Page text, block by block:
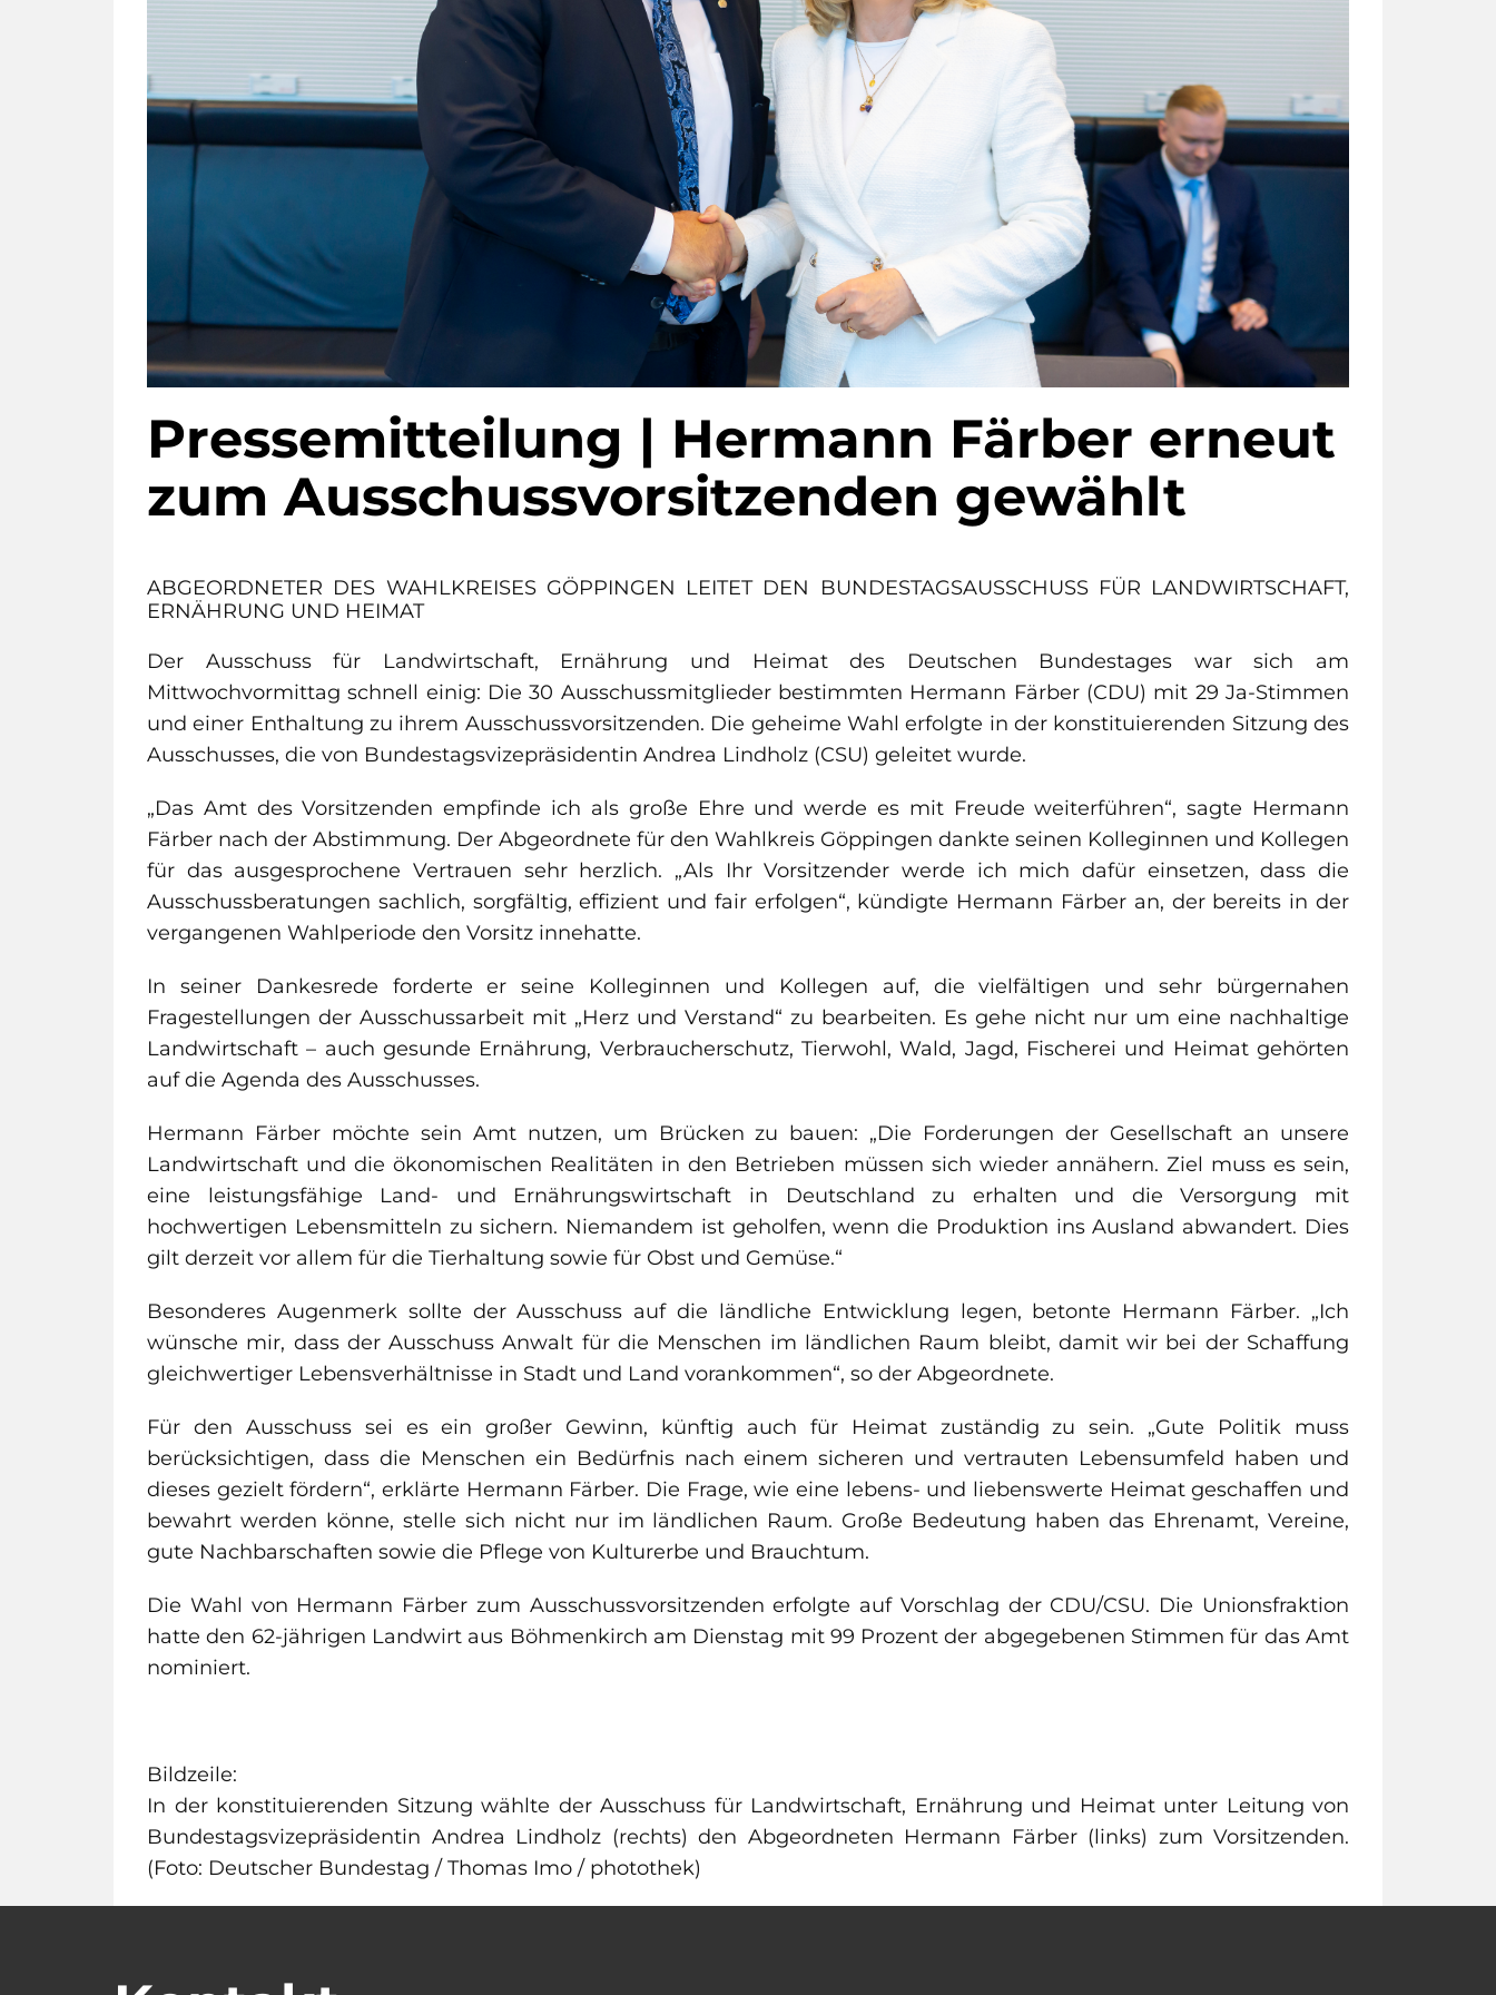
Pressemitteilung | Hermann Färber erneut
zum Ausschussvorsitzenden gewählt
ABGEORDNETER DES WAHLKREISES GÖPPINGEN LEITET DEN BUNDESTAGSAUSSCHUSS FÜR LANDWIRTSCHAFT,
ERNÄHRUNG UND HEIMAT
Der Ausschuss für Landwirtschaft, Ernährung und Heimat des Deutschen Bundestages war sich am
Mittwochvormittag schnell einig: Die 30 Ausschussmitglieder bestimmten Hermann Färber (CDU) mit 29 Ja-Stimmen
und einer Enthaltung zu ihrem Ausschussvorsitzenden. Die geheime Wahl erfolgte in der konstituierenden Sitzung des
Ausschusses, die von Bundestagsvizepräsidentin Andrea Lindholz (CSU) geleitet wurde.
„Das Amt des Vorsitzenden empfinde ich als große Ehre und werde es mit Freude weiterführen“, sagte Hermann
Färber nach der Abstimmung. Der Abgeordnete für den Wahlkreis Göppingen dankte seinen Kolleginnen und Kollegen
für das ausgesprochene Vertrauen sehr herzlich. „Als Ihr Vorsitzender werde ich mich dafür einsetzen, dass die
Ausschussberatungen sachlich, sorgfältig, effizient und fair erfolgen“, kündigte Hermann Färber an, der bereits in der
vergangenen Wahlperiode den Vorsitz innehatte.
In seiner Dankesrede forderte er seine Kolleginnen und Kollegen auf, die vielfältigen und sehr bürgernahen
Fragestellungen der Ausschussarbeit mit „Herz und Verstand“ zu bearbeiten. Es gehe nicht nur um eine nachhaltige
Landwirtschaft – auch gesunde Ernährung, Verbraucherschutz, Tierwohl, Wald, Jagd, Fischerei und Heimat gehörten
auf die Agenda des Ausschusses.
Hermann Färber möchte sein Amt nutzen, um Brücken zu bauen: „Die Forderungen der Gesellschaft an unsere
Landwirtschaft und die ökonomischen Realitäten in den Betrieben müssen sich wieder annähern. Ziel muss es sein,
eine leistungsfähige Land- und Ernährungswirtschaft in Deutschland zu erhalten und die Versorgung mit
hochwertigen Lebensmitteln zu sichern. Niemandem ist geholfen, wenn die Produktion ins Ausland abwandert. Dies
gilt derzeit vor allem für die Tierhaltung sowie für Obst und Gemüse.“
Besonderes Augenmerk sollte der Ausschuss auf die ländliche Entwicklung legen, betonte Hermann Färber. „Ich
wünsche mir, dass der Ausschuss Anwalt für die Menschen im ländlichen Raum bleibt, damit wir bei der Schaffung
gleichwertiger Lebensverhältnisse in Stadt und Land vorankommen“, so der Abgeordnete.
Für den Ausschuss sei es ein großer Gewinn, künftig auch für Heimat zuständig zu sein. „Gute Politik muss
berücksichtigen, dass die Menschen ein Bedürfnis nach einem sicheren und vertrauten Lebensumfeld haben und
dieses gezielt fördern“, erklärte Hermann Färber. Die Frage, wie eine lebens- und liebenswerte Heimat geschaffen und
bewahrt werden könne, stelle sich nicht nur im ländlichen Raum. Große Bedeutung haben das Ehrenamt, Vereine,
gute Nachbarschaften sowie die Pflege von Kulturerbe und Brauchtum.
Die Wahl von Hermann Färber zum Ausschussvorsitzenden erfolgte auf Vorschlag der CDU/CSU. Die Unionsfraktion
hatte den 62-jährigen Landwirt aus Böhmenkirch am Dienstag mit 99 Prozent der abgegebenen Stimmen für das Amt
nominiert.
Bildzeile:
In der konstituierenden Sitzung wählte der Ausschuss für Landwirtschaft, Ernährung und Heimat unter Leitung von
Bundestagsvizepräsidentin Andrea Lindholz (rechts) den Abgeordneten Hermann Färber (links) zum Vorsitzenden.
(Foto: Deutscher Bundestag / Thomas Imo / photothek)